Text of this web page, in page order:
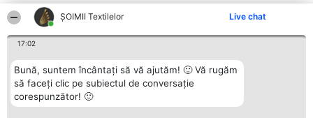
ȘOIMII Textilelor Live chat
17:02
Bună, suntem încântați să vă ajutăm! 🙂 Vă rugăm
să faceți clic pe subiectul de conversație
corespunzător! 🙂